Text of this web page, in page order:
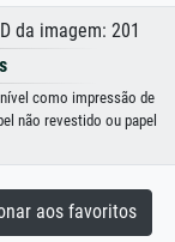
da imagem: 201
como impressão de
não revestido ou papel
aos favoritos